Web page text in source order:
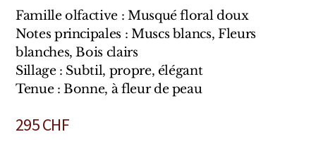
Famille olfactive : Musqué floral doux
Notes principales : Muscs blancs, Fleurs
blanches, Bois clairs
Sillage : Subtil, propre, élégant
Tenue : Bonne, à fleur de peau
295CHF
Marques Anglaises
Clive Christian
Marques Argentines